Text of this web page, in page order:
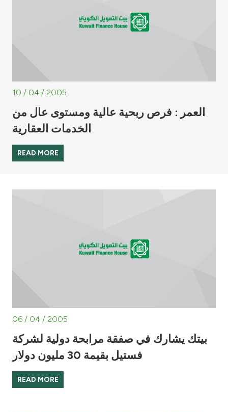
10 / 04 / 2005
العمر : فرص ربحية عالية ومستوى عال من
الخدمات العقارية
READ MORE
06 / 04 / 2005
بيتك يشارك في صفقة مرابحة دولية لشركة
فستيل بقيمة 30 مليون دولار
READ MORE